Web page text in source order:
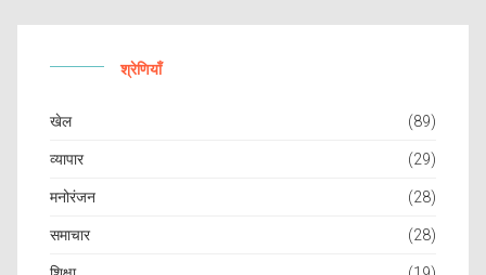
श्रेणियाँ
खेल (89)
व्यापार (29)
मनोरंजन (28)
समाचार (28)